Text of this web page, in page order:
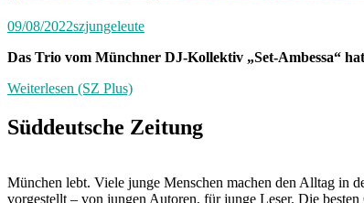
09/08/2022szjungeleute
Das Trio vom Münchner DJ-Kollektiv „Set-Ambessa“
Weiterlesen (SZ Plus)
Süddeutsche Zeitung
München lebt. Viele junge Menschen machen den Alltag in
vorgestellt – von jungen Autoren, für junge Leser. Die